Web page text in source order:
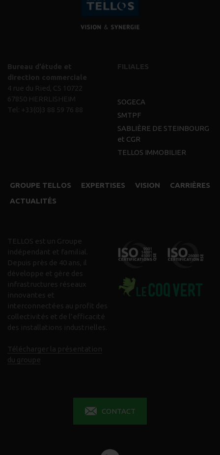
Bureau d’étude et
direction commerciale
4 rue du Ried, CS 10722
67850 HERRLISHEIM
Tel: +33(0)3 88 59 76 88
GROUPE TELLOS EXPERTISES VISION
CARRIÈRES
ACTUALITÉS
TELLOS est un Groupe
indépendant et familial.
Depuis près de 40 ans, il
développe et gère des
infrastructures réseaux
innovantes et
interconnectées au profit des
collectivités et de l’efficacité
des installations industrielles.
Télécharger la présentation
du groupe
CONTACT
FILIALES
SOGECA
SMTPF
SABLIÈRE DE STEINBOURG
et CGR
TELLOS IMMOBILIER